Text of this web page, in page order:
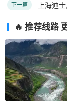
下一篇 上海迪
🔥 推荐线路